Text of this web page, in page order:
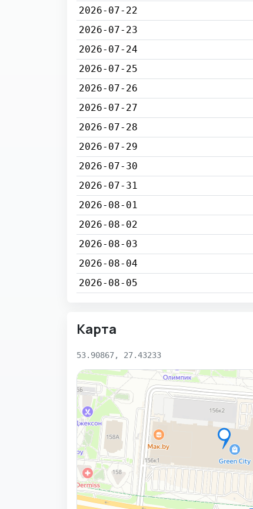
2026-07-22
2026-07-23
2026-07-24
2026-07-25
2026-07-26
2026-07-27
2026-07-28
2026-07-29
2026-07-30
2026-07-31
2026-08-01
2026-08-02
2026-08-03
2026-08-04
2026-08-05
Карта
53.90867, 27.43233